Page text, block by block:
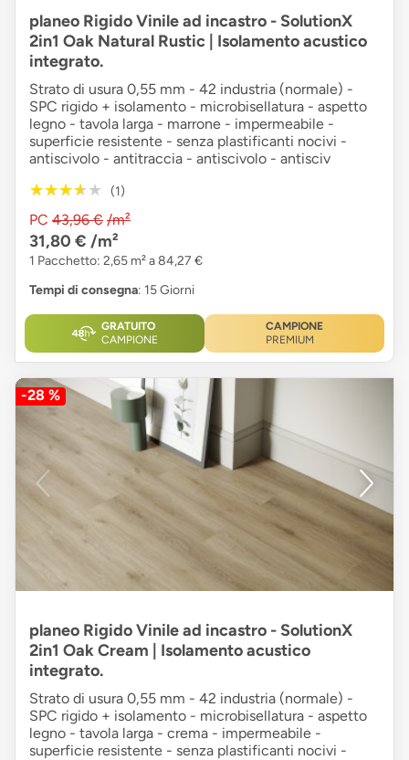
planeo Rigido Vinile ad incastro - SolutionX
2in1 Oak Natural Rustic | Isolamento acustico
integrato.
Strato di usura 0,55 mm - 42 industria (normale) -
SPC rigido + isolamento - microbisellatura - aspetto
legno - tavola larga - marrone - impermeabile -
superficie resistente - senza plastificanti nocivi -
antiscivolo - antitraccia - antiscivolo - antisciv
★★★★★
★★★★★ (1)
PC 43,96 € /m²
31,80 € /m²
1 Pacchetto: 2,65 m² a 84,27 €
Tempi di consegna: 15 Giorni
GRATUITO
CAMPIONE
CAMPIONE
PREMIUM
-28 %
planeo Rigido Vinile ad incastro - SolutionX
2in1 Oak Cream | Isolamento acustico
integrato.
Strato di usura 0,55 mm - 42 industria (normale) -
SPC rigido + isolamento - microbisellatura - aspetto
legno - tavola larga - crema - impermeabile -
superficie resistente - senza plastificanti nocivi -